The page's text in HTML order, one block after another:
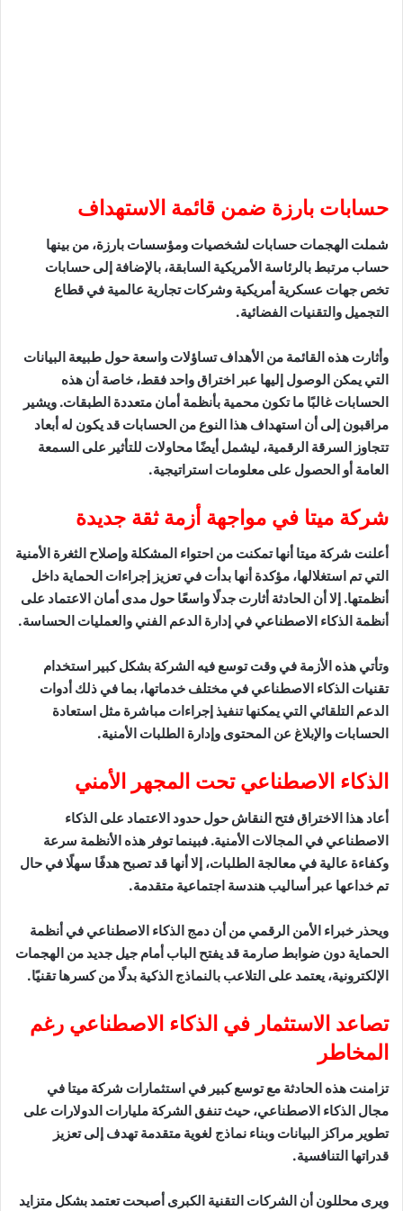
حسابات بارزة ضمن قائمة الاستهداف
شملت الهجمات حسابات لشخصيات ومؤسسات بارزة، من بينها
حساب مرتبط بالرئاسة الأمريكية السابقة، بالإضافة إلى حسابات
تخص جهات عسكرية أمريكية وشركات تجارية عالمية في قطاع
التجميل والتقنيات الفضائية.
وأثارت هذه القائمة من الأهداف تساؤلات واسعة حول طبيعة البيانات
التي يمكن الوصول إليها عبر اختراق واحد فقط، خاصة أن هذه
الحسابات غالبًا ما تكون محمية بأنظمة أمان متعددة الطبقات. ويشير
مراقبون إلى أن استهداف هذا النوع من الحسابات قد يكون له أبعاد
تتجاوز السرقة الرقمية، ليشمل أيضًا محاولات للتأثير على السمعة
العامة أو الحصول على معلومات استراتيجية.
شركة ميتا في مواجهة أزمة ثقة جديدة
أعلنت شركة ميتا أنها تمكنت من احتواء المشكلة وإصلاح الثغرة الأمنية
التي تم استغلالها، مؤكدة أنها بدأت في تعزيز إجراءات الحماية داخل
أنظمتها. إلا أن الحادثة أثارت جدلًا واسعًا حول مدى أمان الاعتماد على
أنظمة الذكاء الاصطناعي في إدارة الدعم الفني والعمليات الحساسة.
وتأتي هذه الأزمة في وقت توسع فيه الشركة بشكل كبير استخدام
تقنيات الذكاء الاصطناعي في مختلف خدماتها، بما في ذلك أدوات
الدعم التلقائي التي يمكنها تنفيذ إجراءات مباشرة مثل استعادة
الحسابات والإبلاغ عن المحتوى وإدارة الطلبات الأمنية.
الذكاء الاصطناعي تحت المجهر الأمني
أعاد هذا الاختراق فتح النقاش حول حدود الاعتماد على الذكاء
الاصطناعي في المجالات الأمنية. فبينما توفر هذه الأنظمة سرعة
وكفاءة عالية في معالجة الطلبات، إلا أنها قد تصبح هدفًا سهلًا في حال
تم خداعها عبر أساليب هندسة اجتماعية متقدمة.
ويحذر خبراء الأمن الرقمي من أن دمج الذكاء الاصطناعي في أنظمة
الحماية دون ضوابط صارمة قد يفتح الباب أمام جيل جديد من الهجمات
الإلكترونية، يعتمد على التلاعب بالنماذج الذكية بدلًا من كسرها تقنيًا.
تصاعد الاستثمار في الذكاء الاصطناعي رغم
المخاطر
تزامنت هذه الحادثة مع توسع كبير في استثمارات شركة ميتا في
مجال الذكاء الاصطناعي، حيث تنفق الشركة مليارات الدولارات على
تطوير مراكز البيانات وبناء نماذج لغوية متقدمة تهدف إلى تعزيز
قدراتها التنافسية.
ويرى محللون أن الشركات التقنية الكبرى أصبحت تعتمد بشكل متزايد